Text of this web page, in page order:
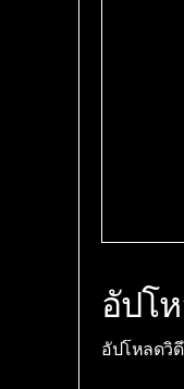
อัปโ
อัปโหลดวิ